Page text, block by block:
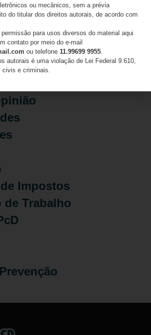
05/08/2026
Impostos
de Trabalho
ou mecânicos, sem a prévia
do titular dos direitos autorais, de acordo com
para usos diversos do material aqui
contato por meio do e-mail
ou telefone 11.99699 9955.
autorais é uma violação de Lei Federal 9.610,
civis e criminais.